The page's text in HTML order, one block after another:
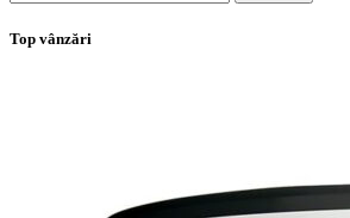
Top vânzări